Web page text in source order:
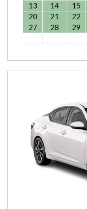
13
14 15
20
21 22
27
28 29